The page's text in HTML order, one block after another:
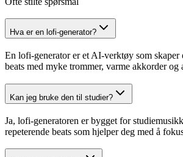
Hva er en lofi-generator?
En lofi-generator er et AI-verktøy som
beats med myke trommer, varme akkorder og
Kan jeg bruke den til studier?
Ja, lofi-generatoren er bygget for
repeterende beats som hjelper deg med å